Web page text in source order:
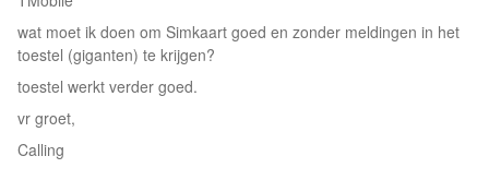
wat moet ik doen om Simkaart goed en zonder meldingen in het
toestel (giganten) te krijgen?
toestel werkt verder goed.
vr groet,
Calling